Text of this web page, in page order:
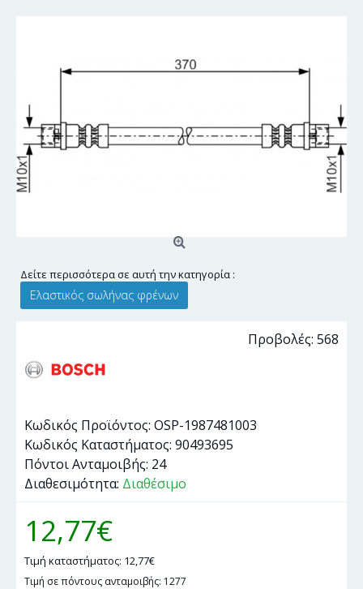
Δείτε περισσότερα σε αυτή την κατηγορία :
Ελαστικός σωλήνας φρένων
Προβολές: 568
Κωδικός Προϊόντος: OSP-1987481003
Κωδικός Καταστήματος: 90493695
Πόντοι Ανταμοιβής: 24
Διαθεσιμότητα: Διαθέσιμο
12,77€
Τιμή καταστήματος: 12,77€
Τιμή σε πόντους ανταμοιβής: 1277